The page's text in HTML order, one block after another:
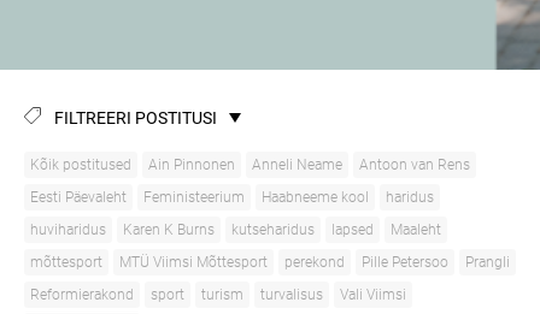
FILTREERI POSTITUSI
Kõik postitused Ain Pinnonen Anneli Neame
Antoon van Rens
Eesti Päevaleht
Feministeerium Haabneeme kool
haridus
huviharidus
Karen K Burns kutseharidus lapsed
Maaleht
mõttesport
MTÜ Viimsi Mõttesport perekond Pille Petersoo
Prangli
Reformierakond
sport turism turvalisus
Vali Viimsi